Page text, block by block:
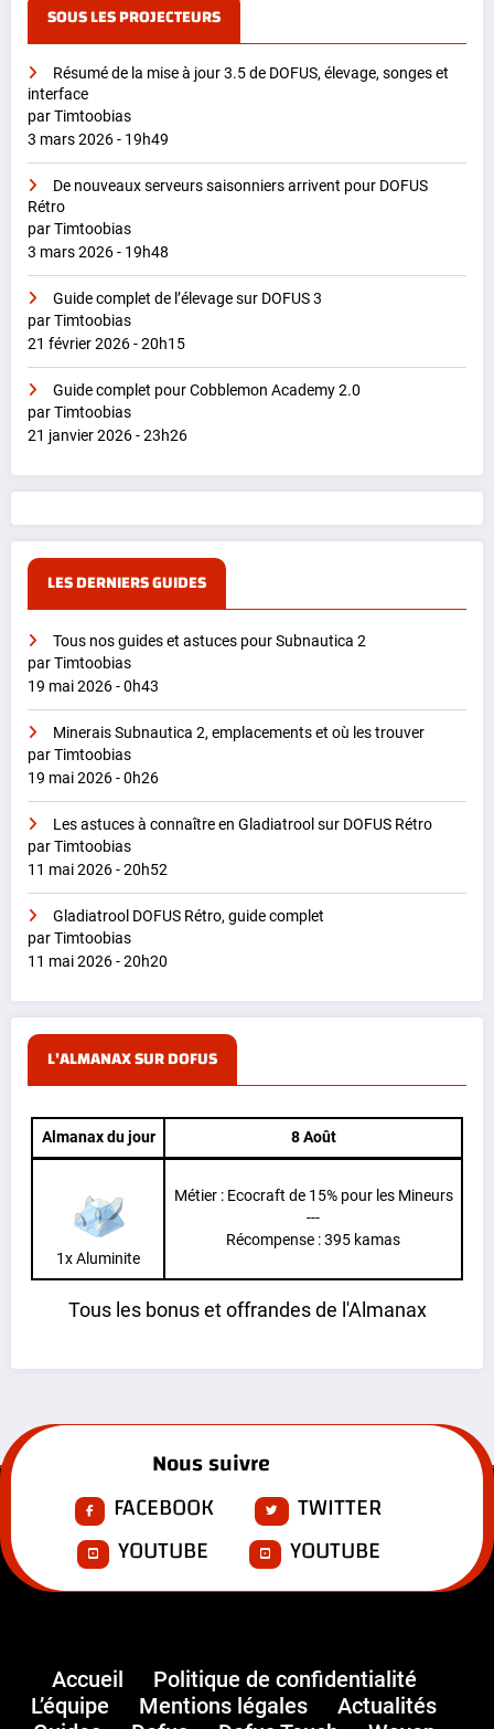
SOUS LES PROJECTEURS
Résumé de la mise à jour 3.5 de DOFUS, élevage, songes et
interface
par Timtoobias
3 mars 2026 - 19h49
De nouveaux serveurs saisonniers arrivent pour DOFUS
Rétro
par Timtoobias
3 mars 2026 - 19h48
Guide complet de l’élevage sur DOFUS 3
par Timtoobias
21 février 2026 - 20h15
Guide complet pour Cobblemon Academy 2.0
par Timtoobias
21 janvier 2026 - 23h26
LES DERNIERS GUIDES
Tous nos guides et astuces pour Subnautica 2
par Timtoobias
19 mai 2026 - 0h43
Minerais Subnautica 2, emplacements et où les trouver
par Timtoobias
19 mai 2026 - 0h26
Les astuces à connaître en Gladiatrool sur DOFUS Rétro
par Timtoobias
11 mai 2026 - 20h52
Gladiatrool DOFUS Rétro, guide complet
par Timtoobias
11 mai 2026 - 20h20
L'ALMANAX SUR DOFUS
Almanax du jour 8 Août
1x Aluminite
Métier : Ecocraft de 15% pour les Mineurs
---
Récompense : 395 kamas
Tous les bonus et offrandes de l'Almanax
Nous suivre
FACEBOOK
TWITTER
YOUTUBE
YOUTUBE
Accueil
Politique de confidentialité
L’équipe
Mentions légales
Actualités